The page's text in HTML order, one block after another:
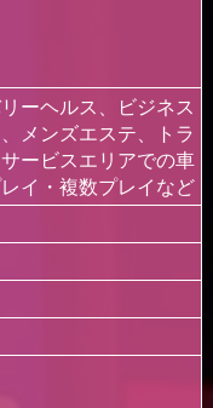
ーヘルス、ビジネス
メンズエステ、トラ
ービスエリアでの車
イ・複数プレイなど